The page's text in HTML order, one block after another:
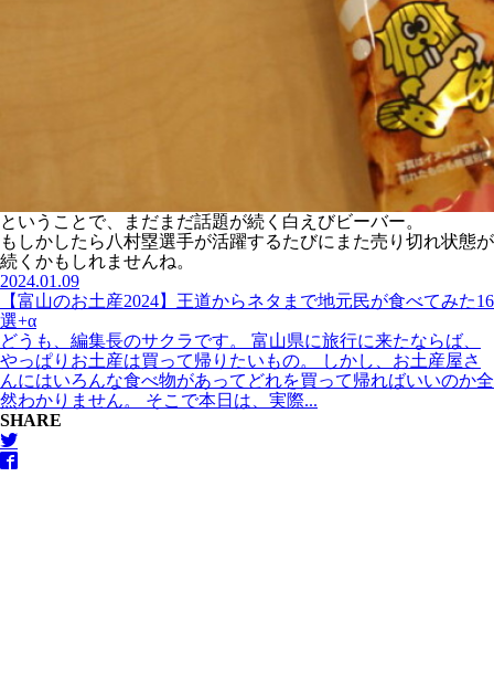
ということで、まだまだ話題が続く白えびビーバー。
もしかしたら八村塁選手が活躍するたびにまた売り切れ状態が
続くかもしれませんね。
2024.01.09
【富山のお土産2024】王道からネタまで地元民が食べてみた16
選+α
どうも、編集長のサクラです。 富山県に旅行に来たならば、
やっぱりお土産は買って帰りたいもの。 しかし、お土産屋さ
んにはいろんな食べ物があってどれを買って帰ればいいのか全
然わかりません。 そこで本日は、実際...
SHARE